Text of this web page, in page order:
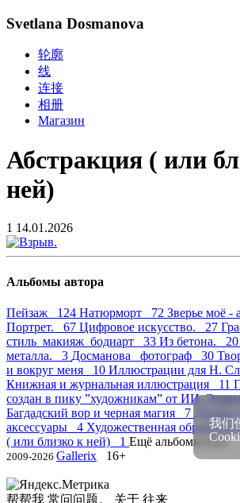
Svetlana Dosmanova
轮廓
线
连接
相册
Магазин
Абстракция ( или
ней)
1 14.01.2026
Альбомы автора
Пейзаж 124 Натюрморт 72 Зверье моё
Портрет. 67 Цифровое искусство. 27
стиль_макияж_бодиарт 33 Из бетона. 20
металла. 3 Досманова _фотограф 30
и вокруг меня 10 Иллюстрации для Н.
Книжная и журнальная иллюстрация 11
создан в пику ”художникам” от ИИ.
Багдадский вор и черная магия 7
аксессуары 4 Художественная обработка
( или близко к ней) 1 Ещё альбомы (12)
2009-2026 Gallerix 16+
帮帮我 常问问题。 关于 往来
我们